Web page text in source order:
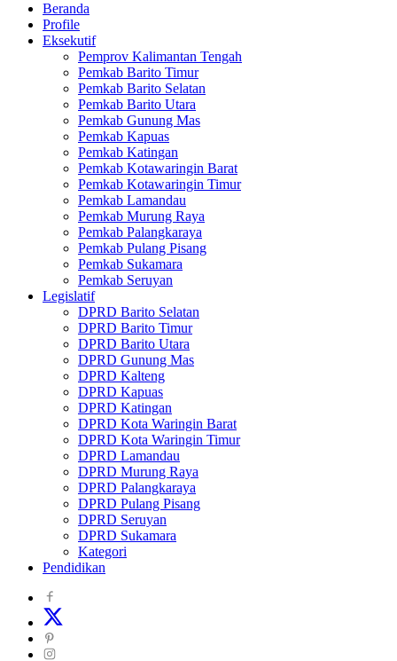
Beranda
Profile
Eksekutif
Pemprov Kalimantan Tengah
Pemkab Barito Timur
Pemkab Barito Selatan
Pemkab Barito Utara
Pemkab Gunung Mas
Pemkab Kapuas
Pemkab Katingan
Pemkab Kotawaringin Barat
Pemkab Kotawaringin Timur
Pemkab Lamandau
Pemkab Murung Raya
Pemkab Palangkaraya
Pemkab Pulang Pisang
Pemkab Sukamara
Pemkab Seruyan
Legislatif
DPRD Barito Selatan
DPRD Barito Timur
DPRD Barito Utara
DPRD Gunung Mas
DPRD Kalteng
DPRD Kapuas
DPRD Katingan
DPRD Kota Waringin Barat
DPRD Kota Waringin Timur
DPRD Lamandau
DPRD Murung Raya
DPRD Palangkaraya
DPRD Pulang Pisang
DPRD Seruyan
DPRD Sukamara
Kategori
Pendidikan